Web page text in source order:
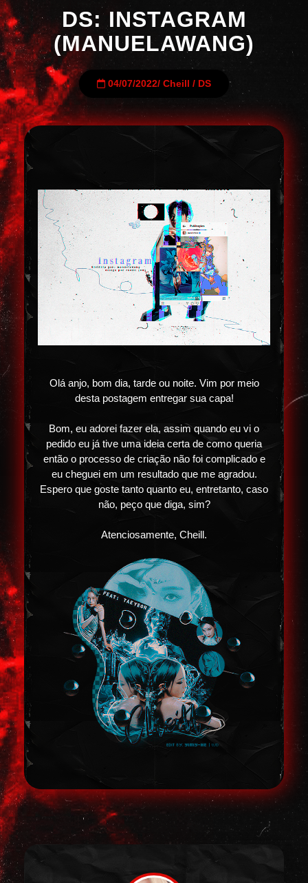
DS: INSTAGRAM
(MANUELAWANG)
04/07/2022/ Cheill / DS
Olá anjo, bom dia, tarde ou noite. Vim por meio
desta postagem entregar sua capa!
Bom, eu adorei fazer ela, assim quando eu vi o
pedido eu já tive uma ideia certa de como queria
então o processo de criação não foi complicado e
eu cheguei em um resultado que me agradou.
Espero que goste tanto quanto eu, entretanto, caso
não, peço que diga, sim?
Atenciosamente, Cheill.